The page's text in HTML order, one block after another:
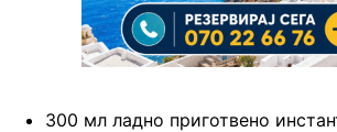
300 мл ладно приготвено